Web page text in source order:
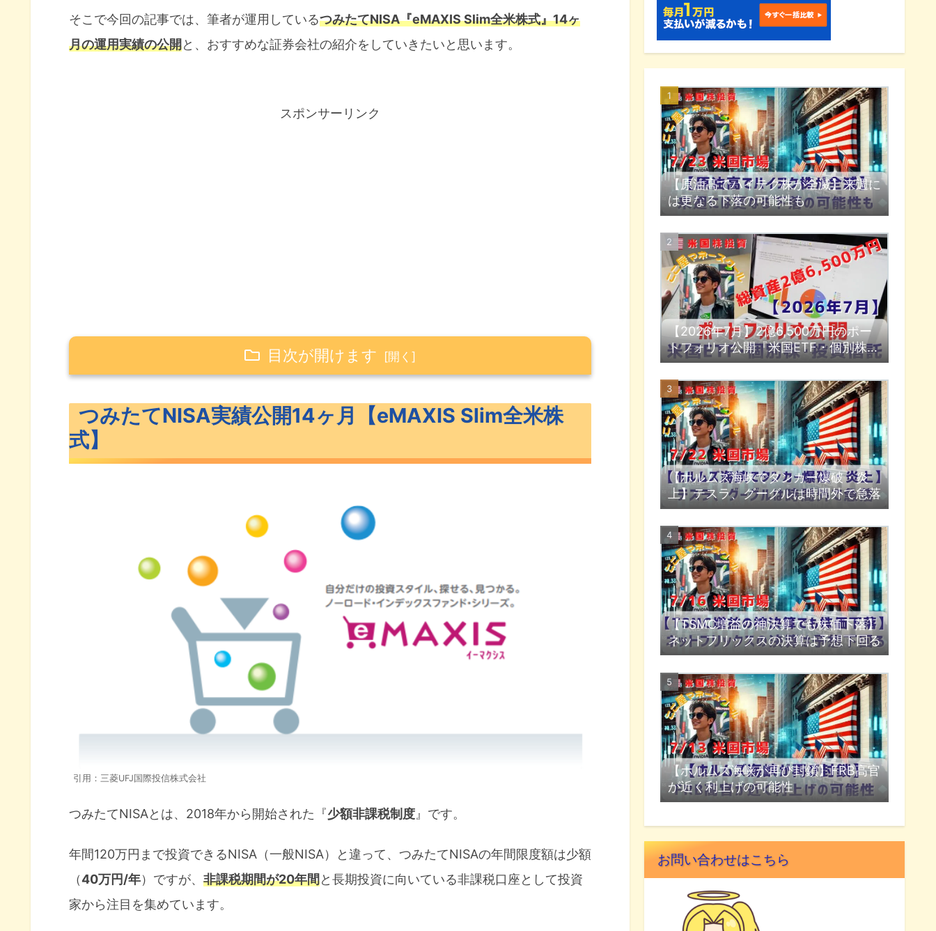
そこで今回の記事では、筆者が運用しているつみたてNISA『eMAXIS Slim全米株式』14ヶ
月の運用実績の公開と、おすすめな証券会社の紹介をしていきたいと思います。
スポンサーリンク
目次が開けます
eMAXIS Slim全米株式（S&P500）
年平均7％を20年間続けたらどうなる？
S&P500過去20年のリターンは？
投資信託の運用にかかるコストは3段階
つみたてNISA人気銘柄ランキング
つみたてNISAにおすすめな銘柄
今からつみたてNISAをはじめるならSBI証券がお得
つみたてNISA運用実績14ヶ月【eMAXIS Slim全米株式】まとめ
つみたてNISA実績公開14ヶ月【eMAXIS Slim全米株
式】
引用：三菱UFJ国際投信株式会社
つみたてNISAとは、2018年から開始された『少額非課税制度』です。
年間120万円まで投資できるNISA（一般NISA）と違って、つみたてNISAの年間限度額は少額
（40万円/年）ですが、 非課税期間が20年間と長期投資に向いている非課税口座として投資
家から注目を集めています。
【原油高でハイテク株が全滅】来週に
は更なる下落の可能性も
【2026年7月】2億6,500万円のポー
トフォリオ公開『米国ETF・個別株・
投資信託』
【ホルムズ海峡でタンカー爆破・炎
上】テスラ、グーグルは時間外で急落
【TSMC増益の神決算でも株価下落】
ネットフリックスの決算は予想下回る
【ホルムズ海峡が再び封鎖】FRB高官
が近く利上げの可能性
お問い合わせはこちら